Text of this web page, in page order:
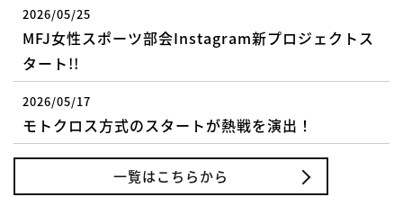
2026/05/25
MFJ女性スポーツ部会Instagram新プロジェクトス
タート!!
2026/05/17
モトクロス方式のスタートが熱戦を演出！
一覧はこちらから